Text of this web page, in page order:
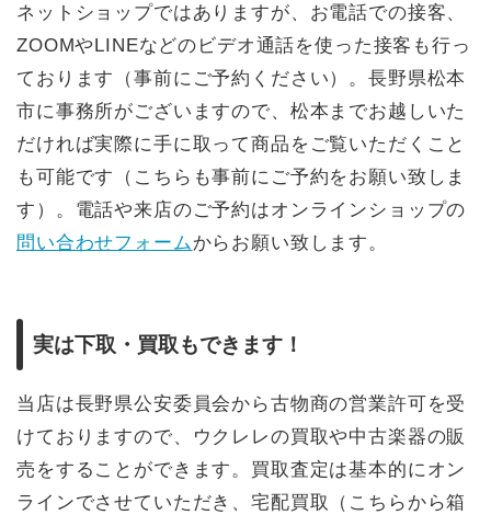
ネットショップではありますが、お電話での接客、
ZOOMやLINEなどのビデオ通話を使った接客も行っ
ております（事前にご予約ください）。長野県松本
市に事務所がございますので、松本までお越しいた
だければ実際に手に取って商品をご覧いただくこと
も可能です（こちらも事前にご予約をお願い致しま
す）。電話や来店のご予約はオンラインショップの
問い合わせフォームからお願い致します。
実は下取・買取もできます！
当店は長野県公安委員会から古物商の営業許可を受
けておりますので、ウクレレの買取や中古楽器の販
売をすることができます。買取査定は基本的にオン
ラインでさせていただき、宅配買取（こちらから箱